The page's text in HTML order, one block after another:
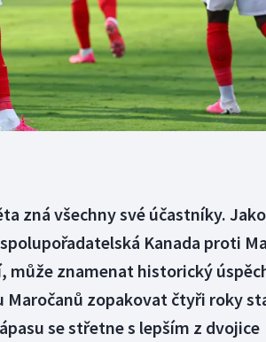
Plážový volejbal
zná všechny své účastníky.
Kanada proti
může znamenat historický
Maročanů zopakovat čtyři roky
se střetne s lepším z dvojice